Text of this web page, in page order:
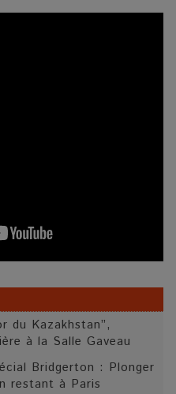
du Kazakhstan”,
à la Salle Gaveau
Bridgerton : Plonger
restant à Paris